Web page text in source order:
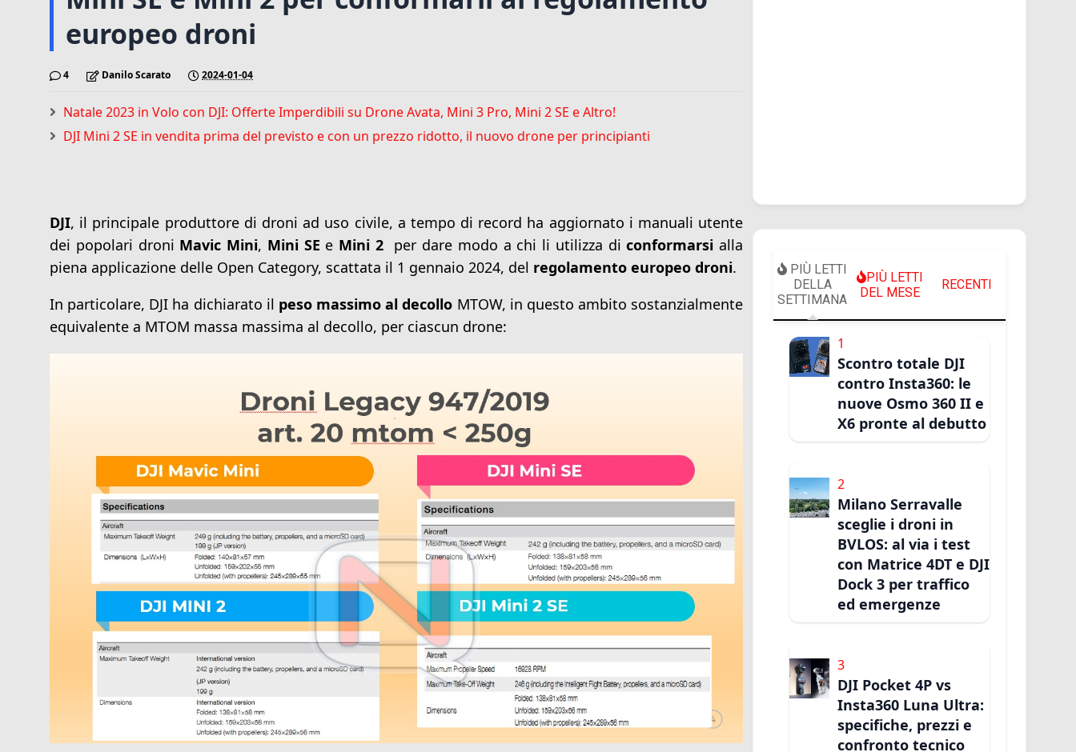
europeo droni
4 Danilo Scarato 2024-01-04
Natale 2023 in Volo con DJI: Offerte Imperdibili su Drone Avata, Mini 3 Pro, Mini 2 SE e Altro!
DJI Mini 2 SE in vendita prima del previsto e con un prezzo ridotto, il nuovo drone per principianti
DJI, il principale produttore di droni ad uso civile, a tempo di record ha aggiornato i manuali utente
dei popolari droni Mavic Mini, Mini SE e Mini 2per dare modo a chi li utilizza diconformarsi alla
piena applicazione delle Open Category, scattata il 1 gennaio 2024, del regolamento europeo droni.
In particolare, DJI ha dichiarato il peso massimo al decollo MTOW, in questo ambito sostanzialmente
equivalente a MTOM massa massima al decollo, per ciascun drone:
PIÙ LETTI
DELLA
SETTIMANA
PIÙ LETTI
DEL MESE
RECENTI
1
Scontro totale DJI
contro Insta360: le
nuove Osmo 360 II e
X6 pronte al debutto
2
Milano Serravalle
sceglie i droni in
BVLOS: al via i test
con Matrice 4DT e DJI
Dock 3 per traffico
ed emergenze
3
DJI Pocket 4P vs
Insta360 Luna Ultra:
specifiche, prezzi e
confronto tecnico